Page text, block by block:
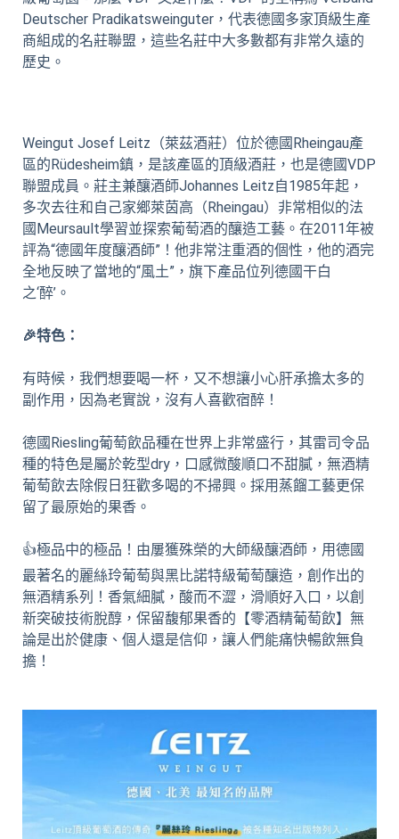
Deutscher Pradikatsweinguter，代表德國多家頂級生產
商組成的名莊聯盟，這些名莊中大多數都有非常久遠的
歷史。
Weingut Josef Leitz（萊茲酒莊）位於德國Rheingau產
區的Rüdesheim鎮，是該產區的頂級酒莊，也是德國VDP
聯盟成員。莊主兼釀酒師Johannes Leitz自1985年起，
多次去往和自己家鄉萊茵高（Rheingau）非常相似的法
國Meursault學習並探索葡萄酒的釀造工藝。在2011年被
評為“德國年度釀酒師”！他非常注重酒的個性，他的酒完
全地反映了當地的“風土”，旗下產品位列德國干白
之‘醉’。
🎉特色：
有時候，我們想要喝一杯，又不想讓小心肝承擔太多的
副作用，因為老實說，沒有人喜歡宿醉！
德國Riesling葡萄飲品種在世界上非常盛行，其雷司令品
種的特色是屬於乾型dry，口感微酸順口不甜膩，無酒精
葡萄飲去除假日狂歡多喝的不掃興。採用蒸餾工藝更保
留了最原始的果香。
👍極品中的極品！由屢獲殊榮的大師級釀酒師，用德國
最著名的麗絲玲葡萄與黑比諾特級葡萄釀造，創作出的
無酒精系列！香氣細膩，酸而不澀，滑順好入口，以創
新突破技術脫醇，保留馥郁果香的【零酒精葡萄飲】無
論是出於健康、個人還是信仰，讓人們能痛快暢飲無負
擔！